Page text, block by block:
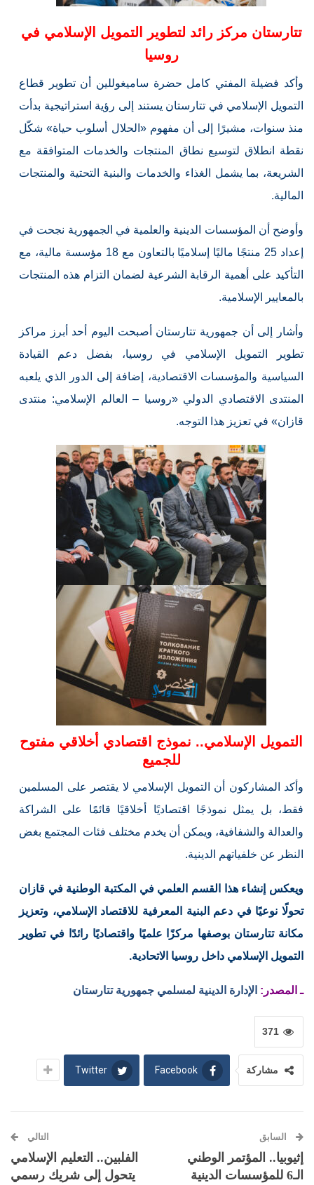
تتارستان مركز رائد لتطوير التمويل الإسلامي في
روسيا
وأكد فضيلة المفتي كامل حضرة ساميغوللين أن تطوير قطاع
التمويل الإسلامي في تتارستان يستند إلى رؤية استراتيجية بدأت
منذ سنوات، مشيرًا إلى أن مفهوم «الحلال أسلوب حياة» شكّل
نقطة انطلاق لتوسيع نطاق المنتجات والخدمات المتوافقة مع
الشريعة، بما يشمل الغذاء والخدمات والبنية التحتية والمنتجات
المالية.
وأوضح أن المؤسسات الدينية والعلمية في الجمهورية نجحت في
إعداد 25 منتجًا ماليًا إسلاميًا بالتعاون مع 18 مؤسسة مالية، مع
التأكيد على أهمية الرقابة الشرعية لضمان التزام هذه المنتجات
بالمعايير الإسلامية.
وأشار إلى أن جمهورية تتارستان أصبحت اليوم أحد أبرز مراكز
تطوير التمويل الإسلامي في روسيا، بفضل دعم القيادة
السياسية والمؤسسات الاقتصادية، إضافة إلى الدور الذي يلعبه
المنتدى الاقتصادي الدولي «روسيا – العالم الإسلامي: منتدى
قازان» في تعزيز هذا التوجه.
التمويل الإسلامي.. نموذج اقتصادي أخلاقي مفتوح
للجميع
وأكد المشاركون أن التمويل الإسلامي لا يقتصر على المسلمين
فقط، بل يمثل نموذجًا اقتصاديًا أخلاقيًا قائمًا على الشراكة
والعدالة والشفافية، ويمكن أن يخدم مختلف فئات المجتمع بغض
النظر عن خلفياتهم الدينية.
ويعكس إنشاء هذا القسم العلمي في المكتبة الوطنية في قازان
تحولًا نوعيًا في دعم البنية المعرفية للاقتصاد الإسلامي، وتعزيز
مكانة تتارستان بوصفها مركزًا علميًا واقتصاديًا رائدًا في تطوير
التمويل الإسلامي داخل روسيا الاتحادية.
ـ المصدر: الإدارة الدينية لمسلمي جمهورية تتارستان
371
مشاركة Facebook
Twitter
السابق
إثيوبيا.. المؤتمر الوطني
الـ6 للمؤسسات الدينية
التالي
الفلبين.. التعليم الإسلامي
يتحول إلى شريك رسمي